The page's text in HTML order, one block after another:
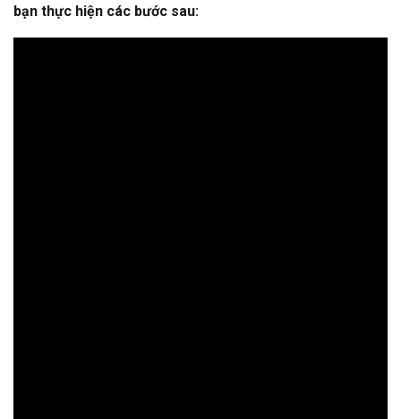
bạn thực hiện các bước sau: